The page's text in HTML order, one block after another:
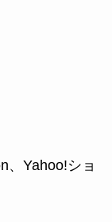
、Yahoo!ショ